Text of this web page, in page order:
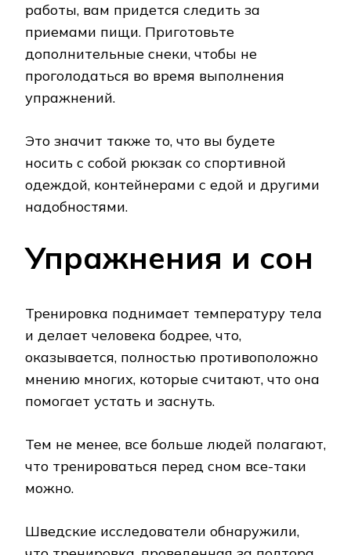
работы, вам придется следить за
приемами пищи. Приготовьте
дополнительные снеки, чтобы не
проголодаться во время выполнения
упражнений.
Это значит также то, что вы будете
носить с собой рюкзак со спортивной
одеждой, контейнерами с едой и другими
надобностями.
Упражнения и сон
Тренировка поднимает температуру тела
и делает человека бодрее, что,
оказывается, полностью противоположно
мнению многих, которые считают, что она
помогает устать и заснуть.
Тем не менее, все больше людей полагают,
что тренироваться перед сном все-таки
можно.
Шведские исследователи обнаружили,